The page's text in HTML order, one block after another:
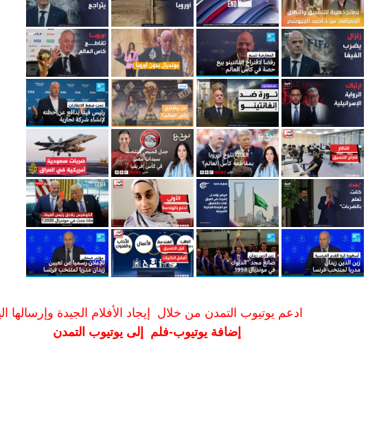
ادعم يوتيوب التمدن من خلال إيجاد الأفلام الجيدة وإرسالها
إضافة يوتيوب-فلم إلى يوتيوب التمدن